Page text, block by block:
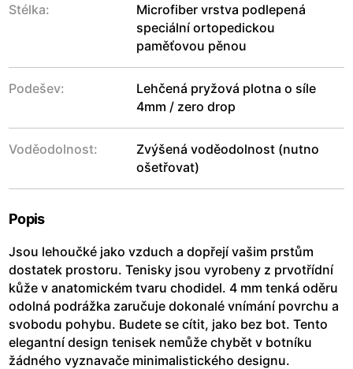
Stélka:
Microfiber vrstva podlepená
speciální ortopedickou
paměťovou pěnou
Podešev:
Lehčená pryžová plotna o síle
4mm / zero drop
Voděodolnost:
Zvýšená voděodolnost (nutno
ošetřovat)
Popis
Jsou lehoučké jako vzduch a dopřejí vašim prstům
dostatek prostoru. Tenisky jsou vyrobeny z prvotřídní
kůže v anatomickém tvaru chodidel. 4 mm tenká oděru
odolná podrážka zaručuje dokonalé vnímání povrchu a
svobodu pohybu. Budete se cítit, jako bez bot. Tento
elegantní design tenisek nemůže chybět v botníku
žádného vyznavače minimalistického designu.